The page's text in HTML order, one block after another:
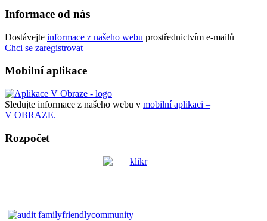
Informace od nás
Dostávejte informace z našeho webu prostřednictvím e-mailů
Chci se zaregistrovat
Mobilní aplikace
Sledujte informace z našeho webu v mobilní aplikaci –
V OBRAZE.
Rozpočet